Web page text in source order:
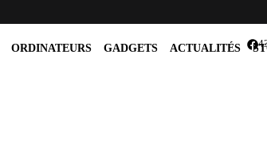
ORDINATEURS GADGETS ACTUALITÉS